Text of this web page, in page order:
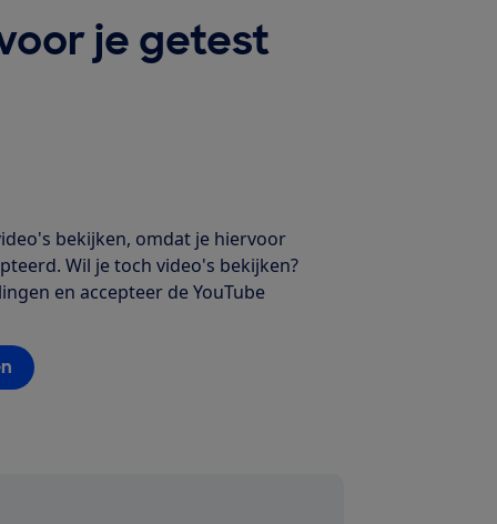
je getest
bekijken, omdat je hiervoor
Wil je toch video's bekijken?
en accepteer de YouTube